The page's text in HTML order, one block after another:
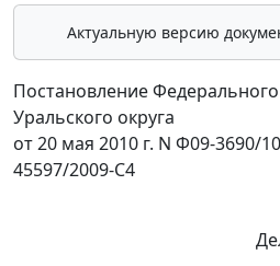
Актуальную версию
Постановление
Уральского округа
от 20 мая 2010 г. N Ф09-3690/
45597/2009-С4